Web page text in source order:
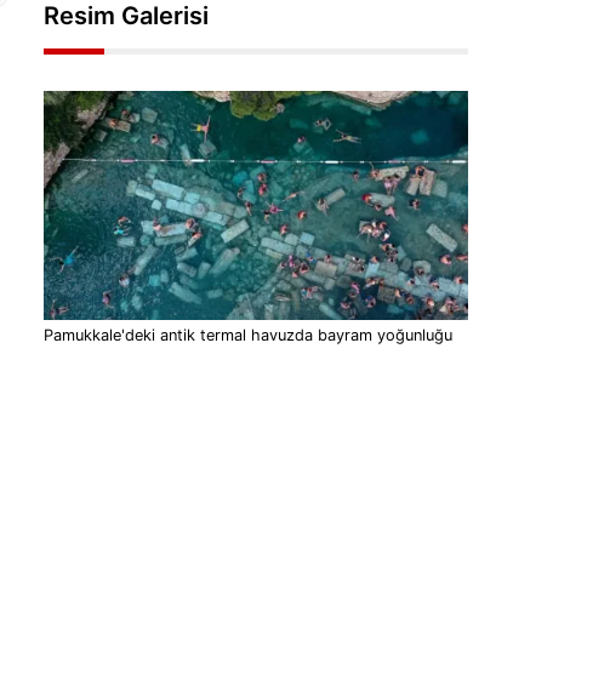
Resim Galerisi
Pamukkale'deki antik termal havuzda bayram yoğunluğu